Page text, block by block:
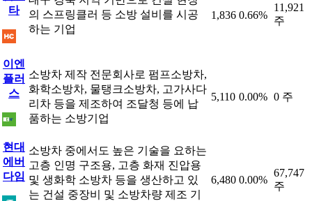
타
의 스프링클러 등 소방 설비를 시공
하는 기업
1,836 0.66%
11,921
주
이엔
플러
스
소방차 제작 전문회사로 펌프소방차,
화학소방차, 물탱크소방차, 고가사다
리차 등을 제조하여 조달청 등에 납
품하는 소방기업
5,110 0.00% 0 주
현대
에버
다임
소방차 중에서도 높은 기술을 요하는
고층 인명 구조용, 고층 화재 진압용
및 생화학 소방차 등을 생산하고 있
는 건설 중장비 및 소방차량 제조 기
6,480 0.00%
67,747
주